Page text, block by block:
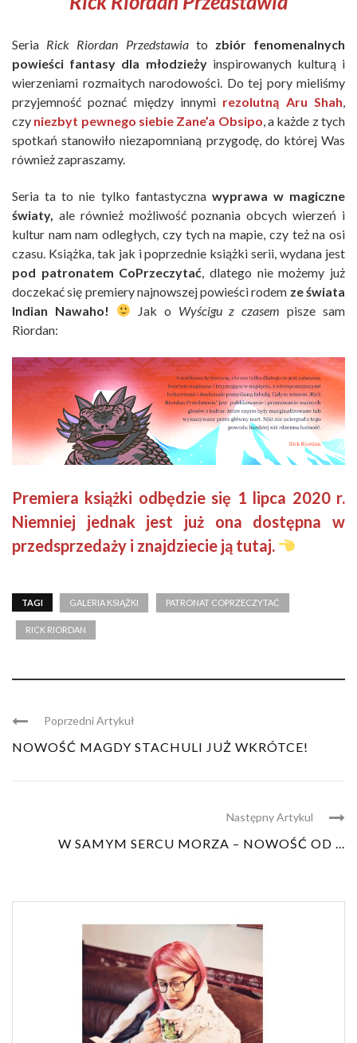
Seria Rick Riordan Przedstawiato zbiór fenomenalnych
powieści fantasy dla młodzieżyinspirowanych kulturą i
wierzeniami rozmaitych narodowości. Do tej pory mieliśmy
przyjemność poznać między innymi rezolutną Aru Shah
czy niezbyt pewnego siebie Zane’a Obsipo , a każde z tych
spotkań stanowiło niezapomnianą przygodę, do której Was
również zapraszamy.
Seria ta to nie tylko fantastycznawyprawa w magiczne
światy, ale również możliwość poznania obcych wierzeń i
kultur nam nam odległych, czy tych na mapie, czy też na osi
czasu. Książka, tak jak i poprzednie książki serii, wydana jest
pod patronatem CoPrzeczytać , dlatego nie możemy już
doczekać się premiery najnowszej powieści rodem ze świata
Indian Nawaho!
Jak o Wyścigu z czasempisze sam
Riordan:
Premiera książki odbędzie się 1 lipca 2020 r.
Niemniej jednak jest już ona dostępna w
przedsprzedaży i znajdziecie ją tutaj.
TAGI GALERIA KSIĄŻKI PATRONAT COPRZECZYTAĆ
RICK RIORDAN
Poprzedni Artykuł
NOWOŚĆ MAGDY STACHULI JUŻ WKRÓTCE!
Następny Artykul
W SAMYM SERCU MORZA – NOWOŚĆ OD ...